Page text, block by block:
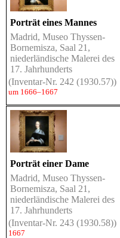
Porträt eines Mannes
Madrid, Museo Thyssen-
Bornemisza, Saal 21,
niederländische Malerei des
17. Jahrhunderts
(Inventar-Nr. 242 (1930.57))
um 1666–1667
Porträt einer Dame
Madrid, Museo Thyssen-
Bornemisza, Saal 21,
niederländische Malerei des
17. Jahrhunderts
(Inventar-Nr. 243 (1930.58))
1667